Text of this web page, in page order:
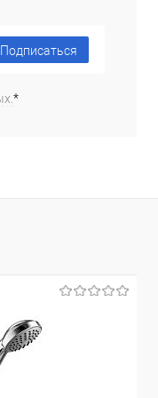
Подписаться
*